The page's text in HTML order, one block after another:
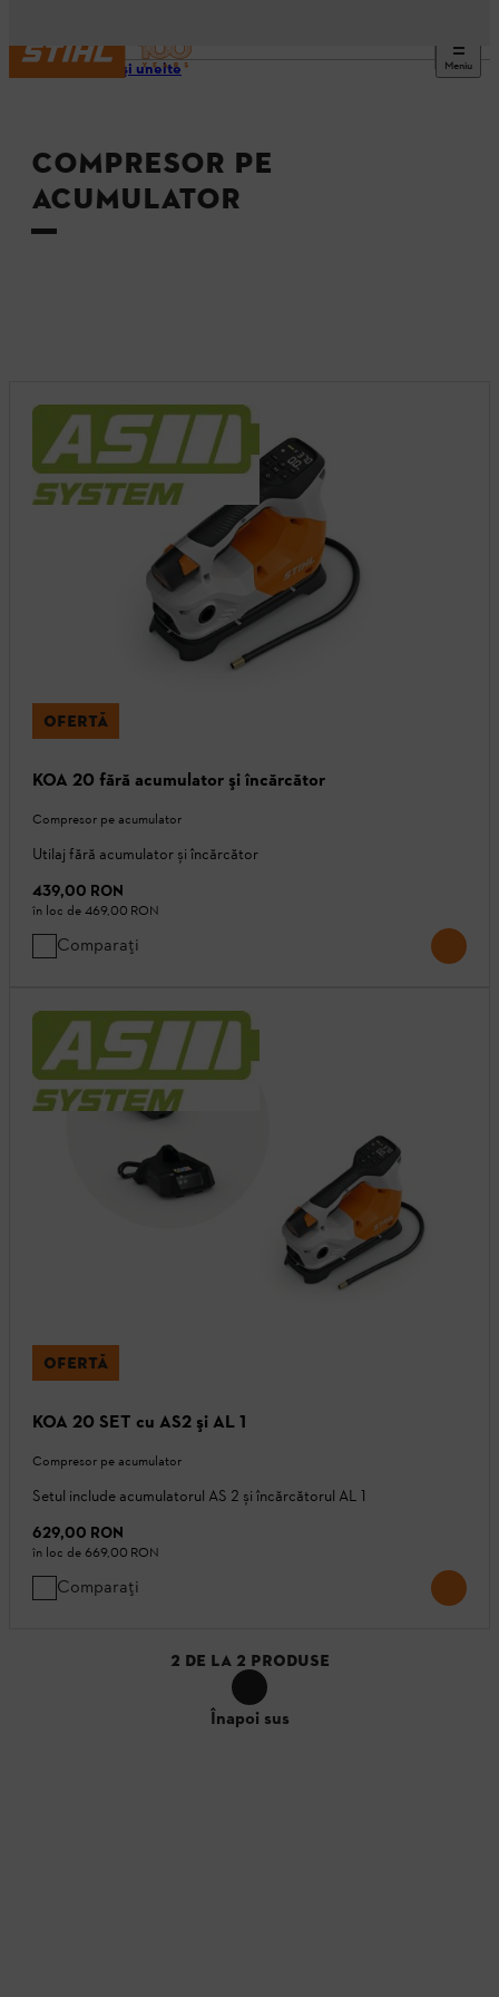
Meniu
Utilaje şi unelte
COMPRESOR PE
ACUMULATOR
OFERTĂ
KOA 20 fără acumulator şi încărcător
Compresor pe acumulator
Utilaj fără acumulator și încărcător
439,00 RON
în loc de 469,00 RON
Comparați
OFERTĂ
KOA 20 SET cu AS2 şi AL 1
Compresor pe acumulator
Setul include acumulatorul AS 2 și încărcătorul AL 1
629,00 RON
în loc de 669,00 RON
Comparați
2 DE LA 2 PRODUSE
Înapoi sus